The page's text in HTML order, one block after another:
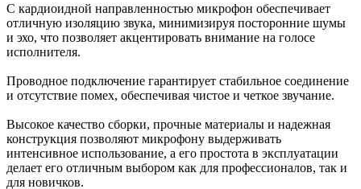
С кардиоидной направленностью микрофон обеспечивает
отличную изоляцию звука, минимизируя посторонние шумы
и эхо, что позволяет акцентировать внимание на голосе
исполнителя.
Проводное подключение гарантирует стабильное соединение
и отсутствие помех, обеспечивая чистое и четкое звучание.
Высокое качество сборки, прочные материалы и надежная
конструкция позволяют микрофону выдерживать
интенсивное использование, а его простота в эксплуатации
делает его отличным выбором как для профессионалов, так и
для новичков.